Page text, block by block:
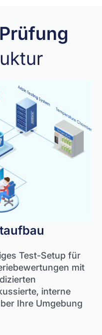
Test-Setup für
mit
interne
Ihre Umgebung